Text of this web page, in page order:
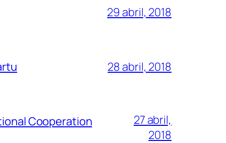
29 abril, 2018
28 abril, 2018
Cooperation
27 abril,
2018